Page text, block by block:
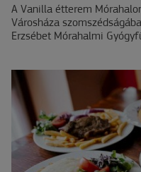
A Vanilla étterem
Városháza
Erzsébet Mórahalmi